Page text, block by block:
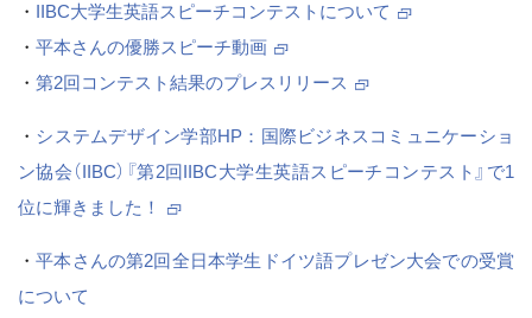
・ IIBC大学生英語スピーチコンテストについて
・ 平本さんの優勝スピーチ動画
・ 第2回コンテスト結果のプレスリリース
・ システムデザイン学部HP：国際ビジネスコミュニケーショ
ン協会（IIBC）『第2回IIBC大学生英語スピーチコンテスト』で1
位に輝きました！
・平本さんの第2回全日本学生ドイツ語プレゼン大会での受賞
について